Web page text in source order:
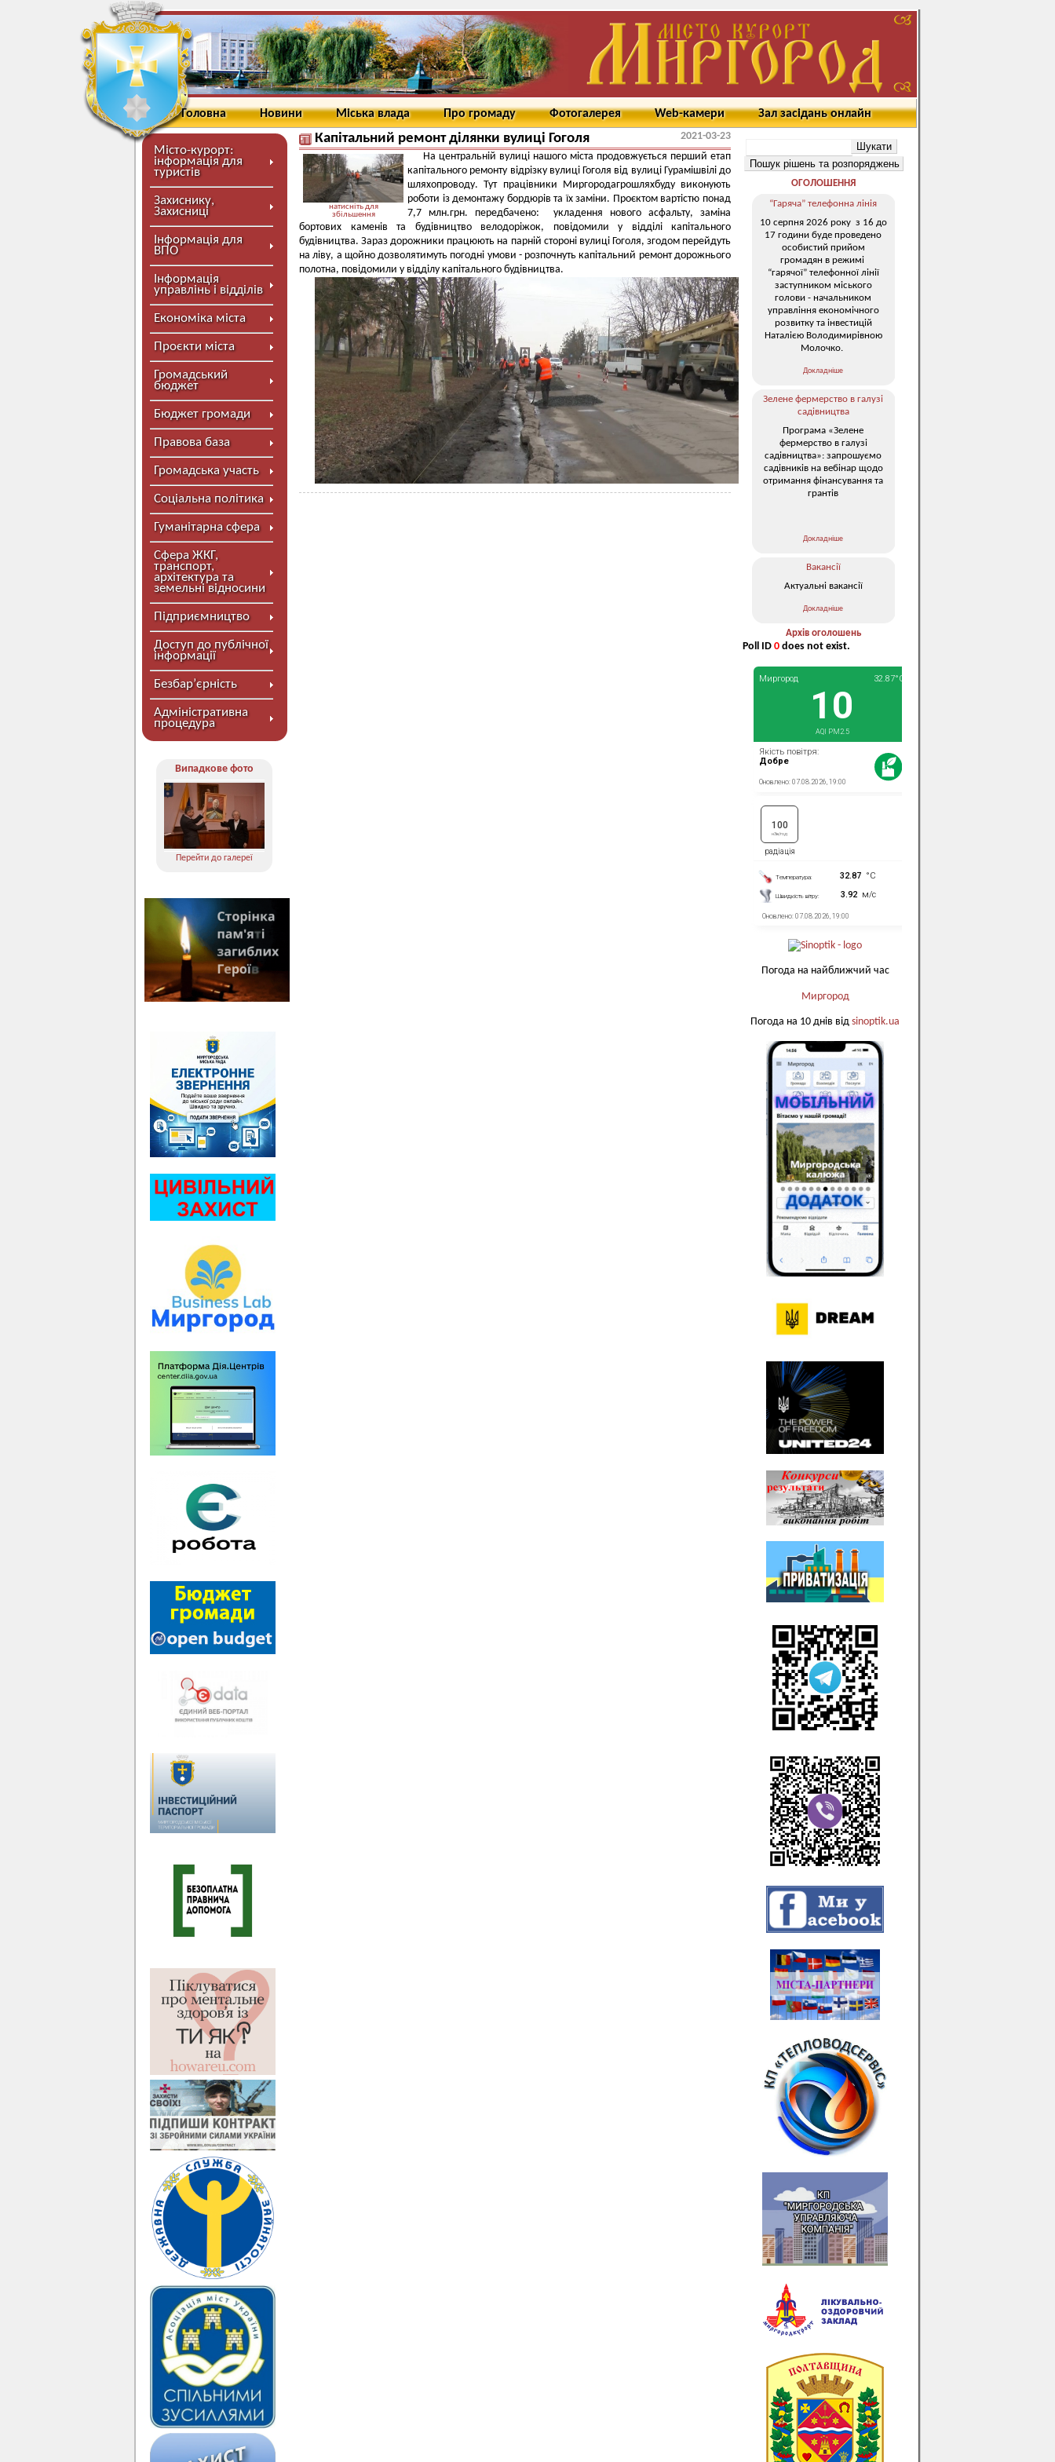
Головна Новини Міська влада Про громаду Фотогалерея Web-камери Зал засідань онлайн
Місто-курорт:
інформація для
туристів
Захиснику,
Захисниці
Інформація для
ВПО
Інформація
управлінь і відділів
Економіка міста
Проєкти міста
Громадський
бюджет
Бюджет громади
Правова база
Громадська участь
Соціальна політика
Гуманітарна сфера
Сфера ЖКГ,
транспорт,
архітектура та
земельні відносини
Підприємництво
Доступ до публічної
інформації
Безбар’єрність
Адміністративна
процедура
Випадкове фото
Перейти до галереї
Капітальний ремонт ділянки вулиці Гоголя 2021-03-23
натисніть для
збільшення
На центральній вулиці нашого міста продовжується перший етап
капітального ремонту відрізку вулиці Гоголя від вулиці Гурамішвілі до
шляхопроводу. Тут працівники Миргородагрошляхбуду виконують
роботи із демонтажу бордюрів та їх заміни. Проєктом вартістю понад
7,7 млн.грн. передбачено: укладення нового асфальту, заміна
бортових каменів та будівництво велодоріжок, повідомили у відділі капітального
будівництва. Зараз дорожники працюють на парній стороні вулиці Гоголя, згодом перейдуть
на ліву, а щойно дозволятимуть погодні умови - розпочнуть капітальний ремонт дорожнього
полотна, повідомили у відділу капітального будівництва.
ОГОЛОШЕННЯ
“Гаряча” телефонна лінія
10 серпня 2026 року з 16 до
17 години буде проведено
особистий прийом
громадян в режимі
“гарячої” телефонної лінії
заступником міського
голови - начальником
управління економічного
розвитку та інвестицій
Наталією Володимирівною
Молочко.
Докладніше
Зелене фермерство в галузі
садівництва
Програма «Зелене
фермерство в галузі
садівництва»: запрошуємо
садівників на вебінар щодо
отримання фінансування та
грантів
Докладніше
Вакансії
Актуальні вакансії
Докладніше
Архів оголошень
Poll ID 0 does not exist.
Погода на найближчий час
Миргород
Погода на 10 днів від sinoptik.ua